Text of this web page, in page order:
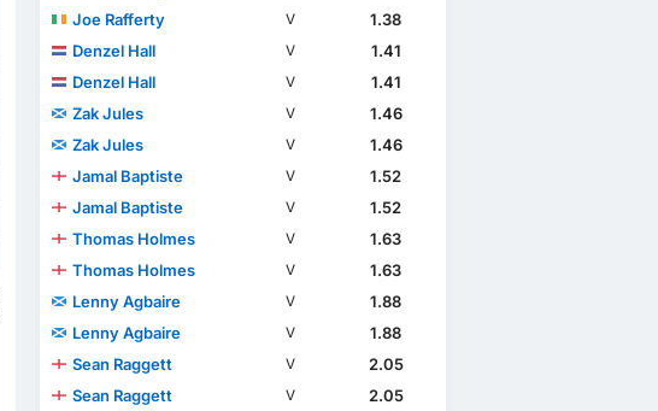
Joe Rafferty
V
1.38
Denzel Hall
V
1.41
Denzel Hall
V
1.41
Zak Jules
V
1.46
Zak Jules
V
1.46
Jamal Baptiste
V
1.52
Jamal Baptiste
V
1.52
Thomas Holmes
V
1.63
Thomas Holmes
V
1.63
Lenny Agbaire
V
1.88
Lenny Agbaire
V
1.88
Sean Raggett
V
2.05
Sean Raggett
V
2.05